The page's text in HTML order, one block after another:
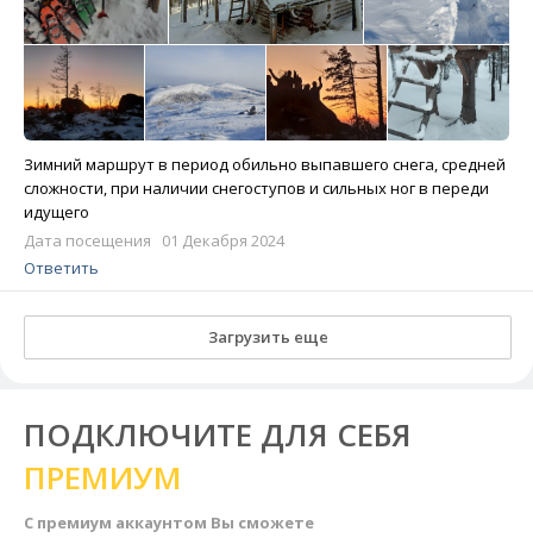
Зимний маршрут в период обильно выпавшего снега, средней
сложности, при наличии снегоступов и сильных ног в переди
идущего
Дата посещения 01 Декабря 2024
Ответить
Загрузить еще
ПОДКЛЮЧИТЕ ДЛЯ СЕБЯ
ПРЕМИУМ
С премиум аккаунтом Вы сможете